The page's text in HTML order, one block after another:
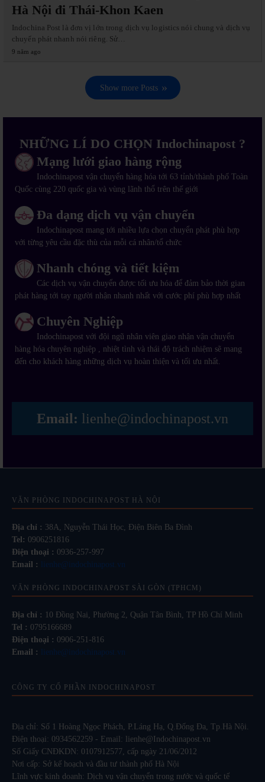
Hà Nội đi Thái-Khon Kaen
Indochina Post là đơn vị lớn trong dịch vụ logistics nói chung và dịch vụ
chuyển phát nhanh nói riêng. Sử…
9 năm ago
Show more Posts
NHỮNG LÍ DO CHỌN Indochinapost ?
Mạng lưới giao hàng rộng
Indochinapost vận chuyển hàng hóa tới 63 tỉnh/thành phố Toàn
Quốc cùng 220 quốc gia và vùng lãnh thổ trên thế giới
Đa dạng dịch vụ vận chuyển
Indochinapost mang tới nhiều lựa chọn chuyển phát phù hợp
với từng yêu cầu đặc thù của mỗi cá nhân/tổ chức
Nhanh chóng và tiết kiệm
Các dịch vụ vận chuyển được tối ưu hóa để đảm bảo thời gian
phát hàng tới tay người nhận nhanh nhất với cước phí phù hợp nhất
Chuyên Nghiệp
Indochinapost với đội ngũ nhân viên giao nhận vận chuyển
hàng hóa chuyên nghiệp , nhiệt tình và thái độ trách nhiệm sẽ mang
đến cho khách hàng những dịch vụ hoàn thiện và tối ưu nhất.
Email: lienhe@indochinapost.vn
VĂN PHÒNG INDOCHINAPOST HÀ NỘI
Địa chỉ : 38A, Nguyễn Thái Học, Điện Biên Ba Đình
Tel: 0906251816
Điện thoại : 0936-257-997
Email :
lienhe@indochinapost.vn
VĂN PHÒNG INDOCHINAPOST SÀI GÒN (TPHCM)
Địa chỉ : 10 Đồng Nai, Phường 2, Quận Tân Bình, TP Hồ Chí Minh
Tel : 0795166689
Điện thoại : 0906-251-816
Email :
lienhe@indochinapost.vn
CÔNG TY CỔ PHẦN INDOCHINAPOST
Địa chỉ: Số 1 Hoàng Ngọc Phách, P.Láng Hạ, Q.Đống Đa, Tp.Hà Nội.
Điện thoại: 0934562259 - Email: lienhe@Indochinapost.vn
Số Giấy CNĐKDN: 0107912577, cấp ngày 21/06/2012
Nơi cấp: Sở kế hoạch và đầu tư thành phố Hà Nội
Lĩnh vực kinh doanh: Dịch vụ vận chuyển trong nước và quốc tế